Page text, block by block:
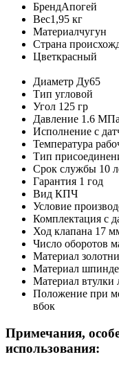
БрендАпогей
Вес1,95 кг
Материалчугун
Страна
Цветкрасный
Диаметр Ду65
Тип угловой
Угол 125 гр
Давление 1.6 МПа
Исполнение с
Температура
Тип
Срок службы 10
Гарантия 1 год
Вид КПЧ
Условие
Комплектация с
Ход клапана 17
Число оборотов
Материал
Материал
Материал втулки
Положение при
вбок
Примечания,
использования: